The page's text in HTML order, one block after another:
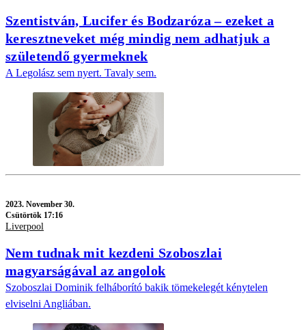
Szentistván, Lucifer és Bodzaróza – ezeket a
keresztneveket még mindig nem adhatjuk a
születendő gyermeknek
A Legolász sem nyert. Tavaly sem.
2023. November 30.
Csütörtök 17:16
Liverpool
Nem tudnak mit kezdeni Szoboszlai
magyarságával az angolok
Szoboszlai Dominik felháborító bakik tömekelegét kénytelen
elviselni Angliában.